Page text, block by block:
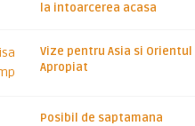
la intoarcerea acasa
Vize pentru Asia si Orientul
Apropiat
Posibil de saptamana